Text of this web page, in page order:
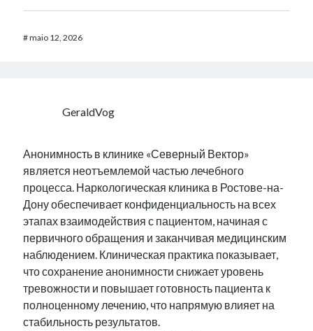
#maio 12, 2026
GeraldVog
Анонимность в клинике «Северный Вектор»
является неотъемлемой частью лечебного
процесса. Наркологическая клиника в Ростове-на-
Дону обеспечивает конфиденциальность на всех
этапах взаимодействия с пациентом, начиная с
первичного обращения и заканчивая медицинским
наблюдением. Клиническая практика показывает,
что сохранение анонимности снижает уровень
тревожности и повышает готовность пациента к
полноценному лечению, что напрямую влияет на
стабильность результатов.